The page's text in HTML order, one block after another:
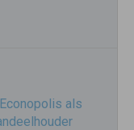
als